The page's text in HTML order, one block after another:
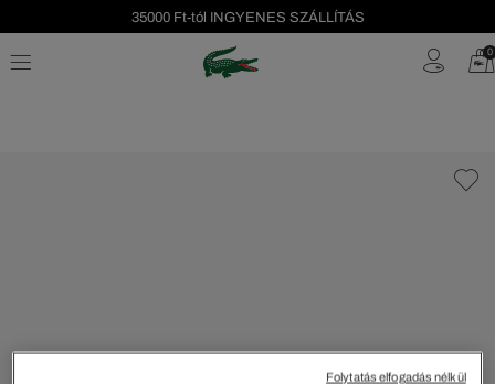
35000 Ft-tól INGYENES SZÁLLÍTÁS
Szezonális leárazás akár -40%! 0
Folytatás elfogadás nélkül